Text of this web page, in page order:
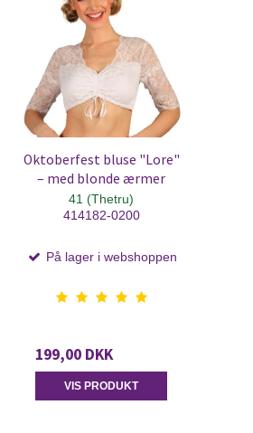
Oktoberfest bluse "Lore"
– med blonde ærmer
41 (Thetru)
414182-0200
På lager i webshoppen
199,00 DKK
VIS PRODUKT